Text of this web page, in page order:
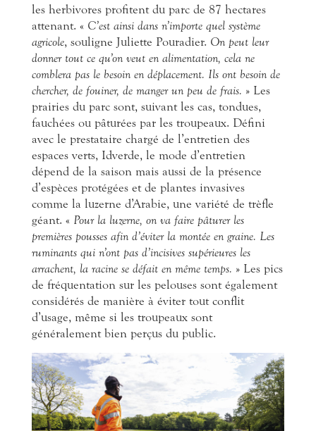
les herbivores profitent du parc de 87 hectares
attenant. « C’est ainsi dans n’importe quel système
agricole, souligne Juliette Pouradier. On peut leur
donner tout ce qu’on veut en alimentation, cela ne
comblera pas le besoin en déplacement. Ils ont besoin de
chercher, de fouiner, de manger un peu de frais. » Les
prairies du parc sont, suivant les cas, tondues,
fauchées ou pâturées par les troupeaux. Défini
avec le prestataire chargé de l’entretien des
espaces verts, Idverde, le mode d’entretien
dépend de la saison mais aussi de la présence
d’espèces protégées et de plantes invasives
comme la luzerne d’Arabie, une variété de trèfle
géant. « Pour la luzerne, on va faire pâturer les
premières pousses afin d’éviter la montée en graine. Les
ruminants qui n’ont pas d’incisives supérieures les
arrachent, la racine se défait en même temps. » Les pics
de fréquentation sur les pelouses sont également
considérés de manière à éviter tout conflit
d’usage, même si les troupeaux sont
généralement bien perçus du public.